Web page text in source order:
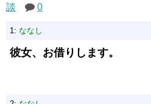
談
0
1: ななし
彼女、お借りします。